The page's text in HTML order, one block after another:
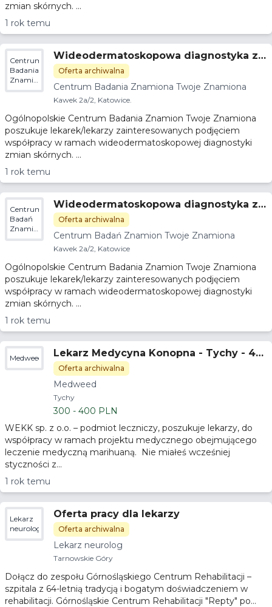
zmian skórnych. ...
1 rok temu
Centrum
Badania
Znamiona
Twoje
Wideodermatoskopowa diagnostyka z
mian skórnych
Oferta archiwalna
Centrum Badania Znamiona Twoje Znamiona
Kawek 2a/2, Katowice.
Ogólnopolskie Centrum Badania Znamion Twoje Znamiona
poszukuje lekarek/lekarzy zainteresowanych podjęciem
współpracy w ramach wideodermatoskopowej diagnostyki
zmian skórnych. ...
1 rok temu
Centrum
Badań
Znamion
Twoje
Wideodermatoskopowa diagnostyka z
mian skórnych
Oferta archiwalna
Centrum Badań Znamion Twoje Znamiona
Kawek 2a/2, Katowice
Ogólnopolskie Centrum Badania Znamion Twoje Znamiona
poszukuje lekarek/lekarzy zainteresowanych podjęciem
współpracy w ramach wideodermatoskopowej diagnostyki
zmian skórnych. ...
1 rok temu
Medweed
Lekarz Medycyna Konopna - Tychy - 40
0zł brutto/h
Oferta archiwalna
Medweed
Tychy
300 - 400 PLN
WEKK sp. z o.o. – podmiot leczniczy, poszukuje lekarzy, do
współpracy w ramach projektu medycznego obejmującego
leczenie medyczną marihuaną. Nie miałeś wcześniej
styczności z...
1 rok temu
Lekarz
neurolog
Oferta pracy dla lekarzy
Oferta archiwalna
Lekarz neurolog
Tarnowskie Góry
Dołącz do zespołu Górnośląskiego Centrum Rehabilitacji –
szpitala z 64-letnią tradycją i bogatym doświadczeniem w
rehabilitacji. Górnośląskie Centrum Rehabilitacji "Repty" po...